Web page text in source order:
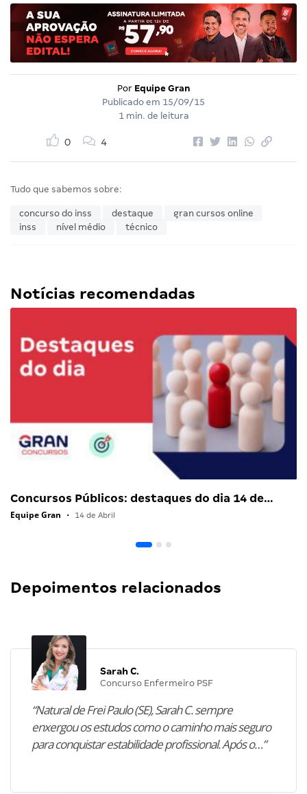
Por Equipe Gran
Publicado em 15/09/15
1 min. de leitura
0 4
Tudo que sabemos sobre:
concurso do inss destaque
gran cursos online
inss
nível médio técnico
Notícias recomendadas
Concursos Públicos: destaques do dia 14 de…
Equipe Gran • 14 de Abril
Depoimentos relacionados
Sarah C.
Concurso Enfermeiro PSF
“Natural de Frei Paulo (SE), Sarah C. sempre
enxergou os estudos como o caminho mais seguro
para conquistar estabilidade profissional. Após o…”